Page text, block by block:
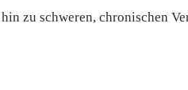
zu schweren, chronischen